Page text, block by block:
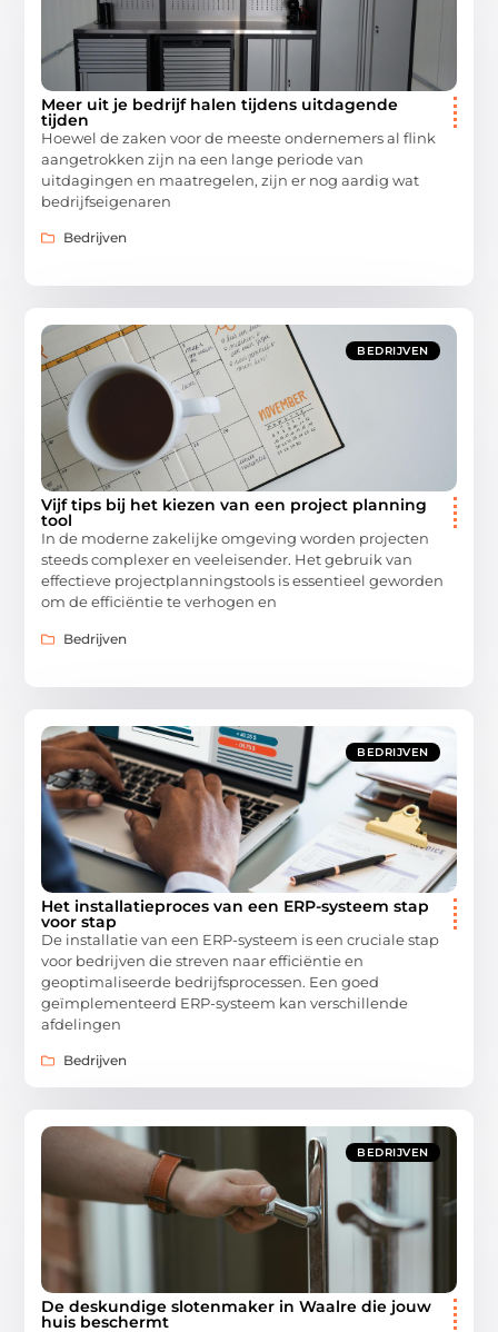
Meer uit je bedrijf halen tijdens uitdagende
tijden
Hoewel de zaken voor de meeste ondernemers al flink
aangetrokken zijn na een lange periode van
uitdagingen en maatregelen, zijn er nog aardig wat
bedrijfseigenaren
Bedrijven
BEDRIJVEN
Vijf tips bij het kiezen van een project planning
tool
In de moderne zakelijke omgeving worden projecten
steeds complexer en veeleisender. Het gebruik van
effectieve projectplanningstools is essentieel geworden
om de efficiëntie te verhogen en
Bedrijven
BEDRIJVEN
Het installatieproces van een ERP-systeem stap
voor stap
De installatie van een ERP-systeem is een cruciale stap
voor bedrijven die streven naar efficiëntie en
geoptimaliseerde bedrijfsprocessen. Een goed
geïmplementeerd ERP-systeem kan verschillende
afdelingen
Bedrijven
BEDRIJVEN
De deskundige slotenmaker in Waalre die jouw
huis beschermt